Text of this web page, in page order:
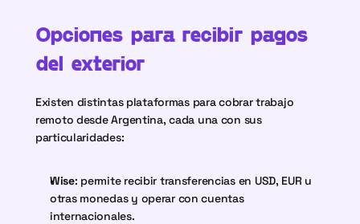
Opciones para recibir pagos
del exterior
Existen distintas plataformas para cobrar trabajo
remoto desde Argentina, cada una con sus
particularidades:
Wise: permite recibir transferencias en USD, EUR u
otras monedas y operar con cuentas
internacionales.